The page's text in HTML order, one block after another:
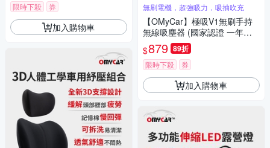
限時下殺 券
加入購物車
無刷電機，超強吸力，吸抽吹充
【OMyCar】極吸V1無刷手持
無線吸塵器 (國家認證 一年保
固) 無線吸塵器 無刷電機 吸充
吹抽四合一 除塵 抽真空 車家兩
用
$879 89折
限時下殺 券
加入購物車